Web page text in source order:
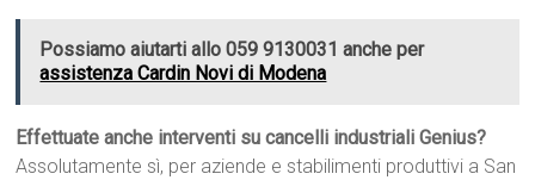
Possiamo aiutarti allo 059 9130031 anche per
assistenza Cardin Novi di Modena
Effettuate anche interventi su cancelli industriali Genius?
Assolutamente sì, per aziende e stabilimenti produttivi a San